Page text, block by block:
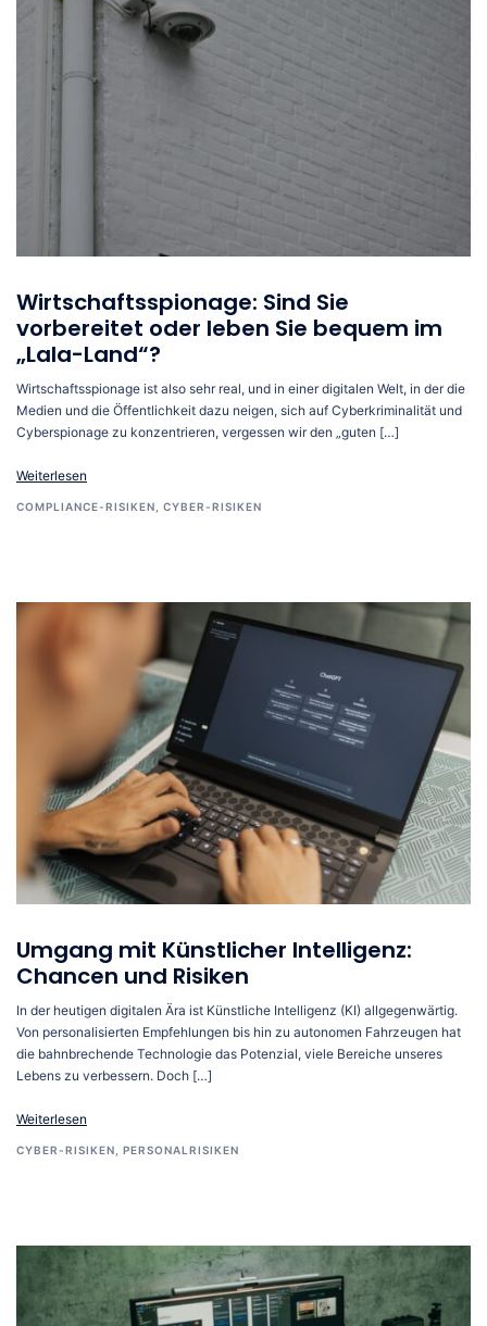
Wirtschaftsspionage: Sind Sie
vorbereitet oder leben Sie bequem im
„Lala-Land“?
Wirtschaftsspionage ist also sehr real, und in einer digitalen Welt, in der die
Medien und die Öffentlichkeit dazu neigen, sich auf Cyberkriminalität und
Cyberspionage zu konzentrieren, vergessen wir den „guten […]
Weiterlesen
COMPLIANCE-RISIKEN CYBER-RISIKEN
Umgang mit Künstlicher Intelligenz:
Chancen und Risiken
In der heutigen digitalen Ära ist Künstliche Intelligenz (KI) allgegenwärtig.
Von personalisierten Empfehlungen bis hin zu autonomen Fahrzeugen hat
die bahnbrechende Technologie das Potenzial, viele Bereiche unseres
Lebens zu verbessern. Doch […]
Weiterlesen
CYBER-RISIKEN PERSONALRISIKEN